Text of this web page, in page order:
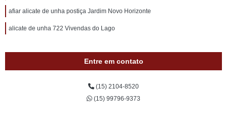
afiar alicate de unha postiça Jardim Novo Horizonte
alicate de unha 722 Vivendas do Lago
Entre em contato
(15) 2104-8520
(15) 99796-9373